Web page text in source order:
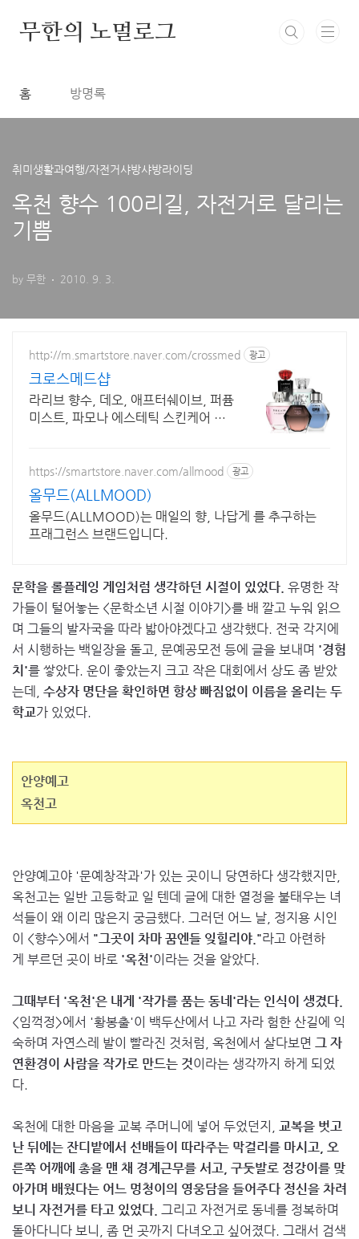
무한의 노멀로그
홈 방명록
취미생활과여행/자전거샤방샤방라이딩
옥천 향수 100리길, 자전거로 달리는
기쁨
by 무한 2010. 9. 3.
http://m.smartstore.naver.com/crossmed 광고
크로스메드샵
라리브 향수, 데오, 애프터쉐이브, 퍼퓸
미스트, 파모나 에스테틱 스킨케어 직
https://smartstore.naver.com/allmood 광고
올무드(ALLMOOD)
올무드(ALLMOOD)는 매일의 향, 나답게 를 추구하는
프래그런스 브랜드입니다.
문학을 롤플레잉 게임처럼 생각하던 시절이 있었다. 유명한 작
가들이 털어놓는 <문학소년 시절 이야기>를 배 깔고 누워 읽으
며 그들의 발자국을 따라 밟아야겠다고 생각했다. 전국 각지에
서 시행하는 백일장을 돌고, 문예공모전 등에 글을 보내며 '경험
치'를 쌓았다. 운이 좋았는지 크고 작은 대회에서 상도 좀 받았
는데, 수상자 명단을 확인하면 항상 빠짐없이 이름을 올리는 두
학교가 있었다.
안양예고
옥천고
안양예고야 '문예창작과'가 있는 곳이니 당연하다 생각했지만,
옥천고는 일반 고등학교 일 텐데 글에 대한 열정을 불태우는 녀
석들이 왜 이리 많은지 궁금했다. 그러던 어느 날, 정지용 시인
이 <향수>에서 "그곳이 차마 꿈엔들 잊힐리야."라고 아련하
게 부르던 곳이 바로 '옥천'이라는 것을 알았다.
그때부터 '옥천'은 내게 '작가를 품는 동네'라는 인식이 생겼다.
<임꺽정>에서 '황봉출'이 백두산에서 나고 자라 험한 산길에 익
숙하며 자연스레 발이 빨라진 것처럼, 옥천에서 살다보면 그 자
연환경이 사람을 작가로 만드는 것이라는 생각까지 하게 되었
다.
옥천에 대한 마음을 교복 주머니에 넣어 두었던지, 교복을 벗고
난 뒤에는 잔디밭에서 선배들이 따라주는 막걸리를 마시고, 오
른쪽 어깨에 총을 맨 채 경계근무를 서고, 구둣발로 정강이를 맞
아가며 배웠다는 어느 멍청이의 영웅담을 들어주다 정신을 차려
보니 자전거를 타고 있었다. 그리고 자전거로 동네를 정복하며
돌아다니다 보니, 좀 먼 곳까지 다녀오고 싶어졌다. 그래서 검색